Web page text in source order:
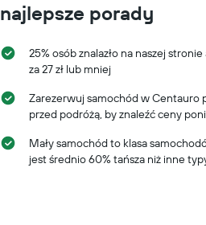
najlepsze porady
25% osób znalazło na naszej
za 27 zł lub mniej
Zarezerwuj samochód w Centauro
przed podróżą, by znaleźć ceny
Mały samochód to klasa
jest średnio 60% tańsza niż inne